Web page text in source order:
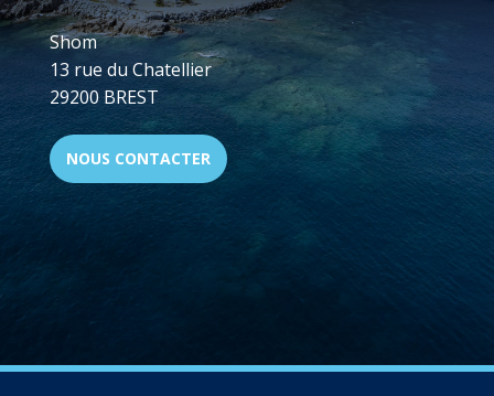
Shom
13 rue du Chatellier
29200 BREST
NOUS CONTACTER